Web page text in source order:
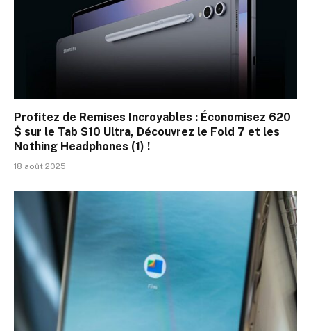
Profitez de Remises Incroyables : Économisez 620
$ sur le Tab S10 Ultra, Découvrez le Fold 7 et les
Nothing Headphones (1) !
18 août 2025